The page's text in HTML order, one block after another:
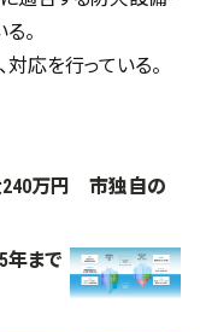
。
応を行っている。
240万円 市独自の
年まで